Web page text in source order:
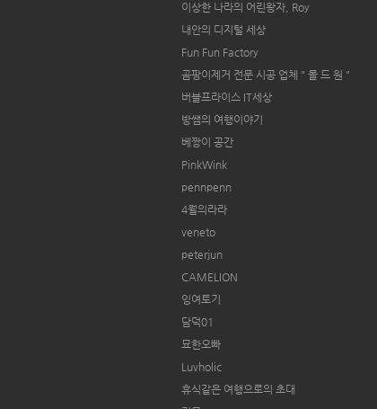
이상한 나라의 어린왕자, Roy
내안의 디지털 세상
Fun Fun Factory
곰팡이제거 전문 시공 업체 " 몰 드 원 "
버블프라이스 IT세상
방쌤의 여행이야기
베짱이 공간
PinkWink
pennpenn
4월의라라
veneto
peterjun
CAMELION
잉여토기
담덕01
묘한오빠
Luvholic
휴식같은 여행으로의 초대